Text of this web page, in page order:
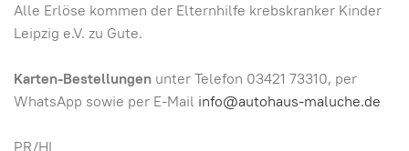
Alle Erlöse kommen der Elternhilfe krebskranker Kinder
Leipzig e.V. zu Gute.
Karten-Bestellungen unter Telefon 03421 73310, per
WhatsApp sowie per E-Mail info@autohaus-maluche.de
PR/HL